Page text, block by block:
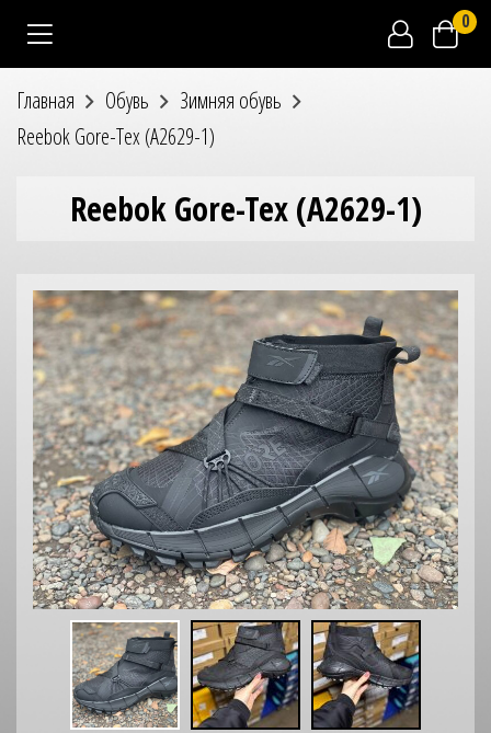
0
Главная Обувь
Зимняя обувь
Reebok Gore-Tex (A2629-1)
Reebok Gore-Tex (A2629-1)